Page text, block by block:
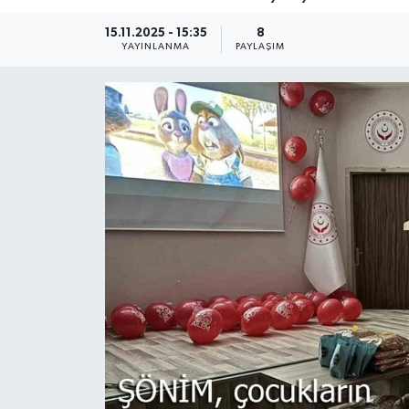
15.11.2025 - 15:35
YAYINLANMA
8
PAYLAŞIM